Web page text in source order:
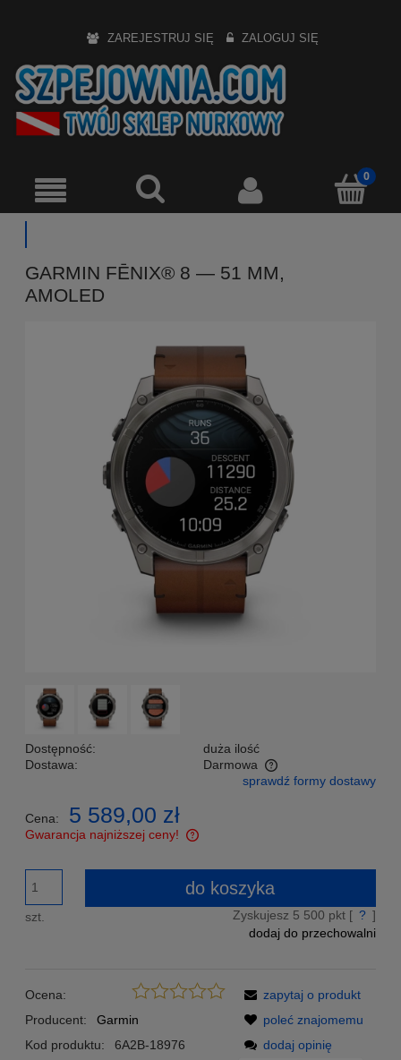
ZAREJESTRUJ SIĘ ZALOGUJ SIĘ
GARMIN FĒNIX® 8 — 51 MM,
AMOLED
Dostępność:
duża ilość
Dostawa:
Darmowa
Cena nie zawiera ewentualnych kosztów płatnościsprawdź formy dostawy
Cena: 5 589,00 zł
Gwarancja najniższej ceny!
Ci różnicę w cenie!
szt.
do koszyka
Zyskujesz 5 500 pkt [ ? ]
dodaj do przechowalni
Ocena:
Producent:
Garmin
Kod produktu:
6A2B-18976
zapytaj o produkt
poleć znajomemu
dodaj opinię